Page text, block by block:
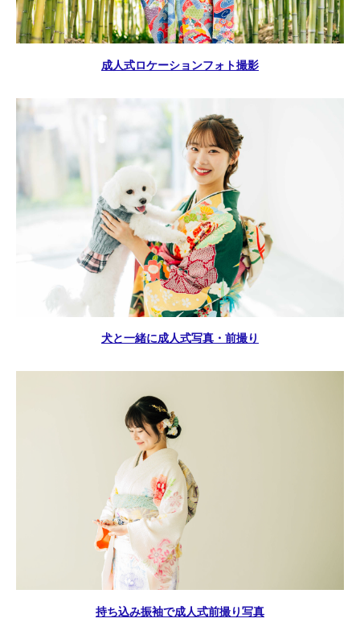
成人式ロケーションフォト撮影
犬と一緒に成人式写真・前撮り
持ち込み振袖で成人式前撮り写真